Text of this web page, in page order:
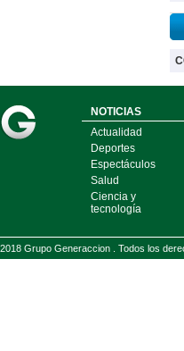
NOTICIAS
Actualidad
Deportes
Espectáculos
Salud
Ciencia y
tecnología
2018 Grupo Generaccion . Todos los